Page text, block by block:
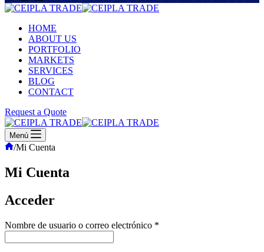
HOME
ABOUT US
PORTFOLIO
MARKETS
SERVICES
BLOG
CONTACT
Request a Quote
Menú
Inicio
/Mi Cuenta
Mi Cuenta
Acceder
Nombre de usuario o correo electrónico *